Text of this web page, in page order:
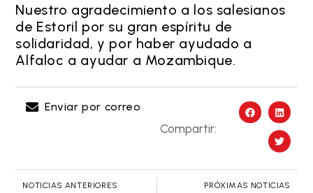
Nuestro agradecimiento a los salesianos
de Estoril por su gran espíritu de
solidaridad, y por haber ayudado a
Alfaloc a ayudar a Mozambique.
Enviar por correo
Compartir:
NOTICIAS ANTERIORES PRÓXIMAS NOTICIAS